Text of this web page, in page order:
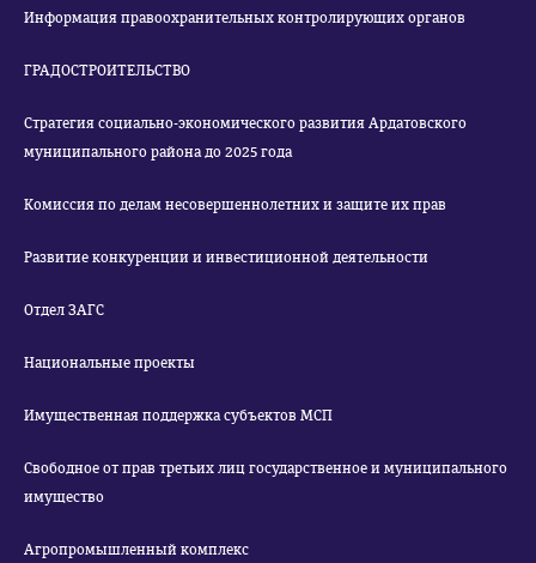
Информация правоохранительных контролирующих органов
ГРАДОСТРОИТЕЛЬСТВО
Стратегия социально-экономического развития Ардатовского
муниципального района до 2025 года
Комиссия по делам несовершеннолетних и защите их прав
Развитие конкуренции и инвестиционной деятельности
Отдел ЗАГС
Национальные проекты
Имущественная поддержка субъектов МСП
Свободное от прав третьих лиц государственное и муниципального
имущество
Агропромышленный комплекс